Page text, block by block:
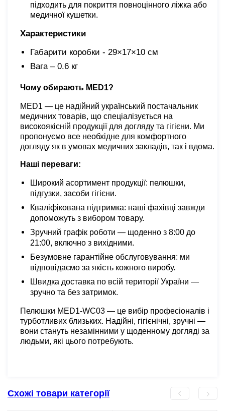
підходить для покриття повноцінного ліжка або
медичної кушетки.
Характеристики
Габарити коробки - 29×17×10 см
Вага – 0.6 кг
Чому обирають MED1?
MED1 — це надійний український постачальник
медичних товарів, що спеціалізується на
високоякісній продукції для догляду та гігієни. Ми
пропонуємо все необхідне для комфортного
догляду як в умовах медичних закладів, так і вдома.
Наші переваги:
Широкий асортимент продукції: пелюшки,
підгузки, засоби гігієни.
Кваліфікована підтримка: наші фахівці завжди
допоможуть з вибором товару.
Зручний графік роботи — щоденно з 8:00 до
21:00, включно з вихідними.
Безумовне гарантійне обслуговування: ми
відповідаємо за якість кожного виробу.
Швидка доставка по всій території України —
зручно та без затримок.
Пелюшки MED1-WC03 — це вибір професіоналів і
турботливих близьких. Надійні, гігієнічні, зручні —
вони стануть незамінними у щоденному догляді за
людьми, які цього потребують.
Схожі товари категорії